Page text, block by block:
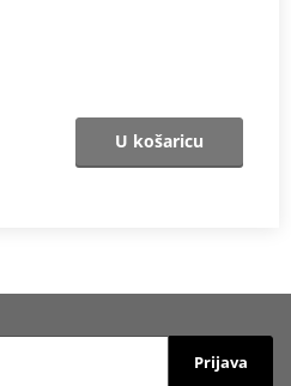
U košaricu
Prijava